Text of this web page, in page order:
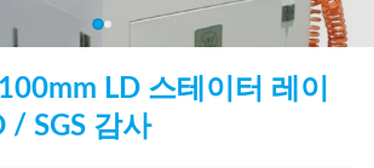
LD 스테이터 레이
/ SGS 감사